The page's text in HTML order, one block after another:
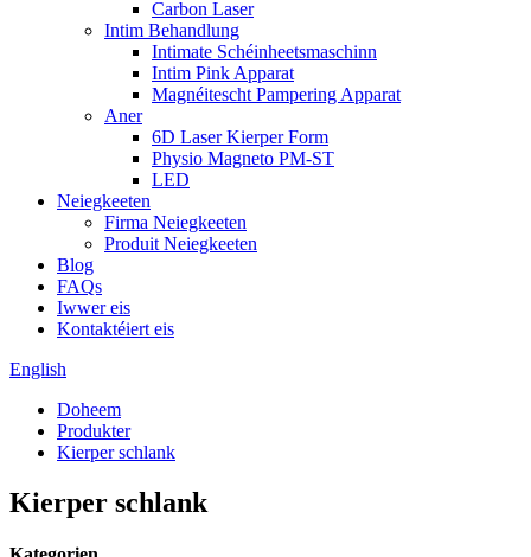
Carbon Laser
Intim Behandlung
Intimate Schéinheetsmaschinn
Intim Pink Apparat
Magnéitescht Pampering Apparat
Aner
6D Laser Kierper Form
Physio Magneto PM-ST
LED
Neiegkeeten
Firma Neiegkeeten
Produit Neiegkeeten
Blog
FAQs
Iwwer eis
Kontaktéiert eis
English
Doheem
Produkter
Kierper schlank
Kierper schlank